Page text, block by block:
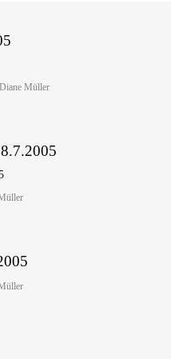
Diane Müller